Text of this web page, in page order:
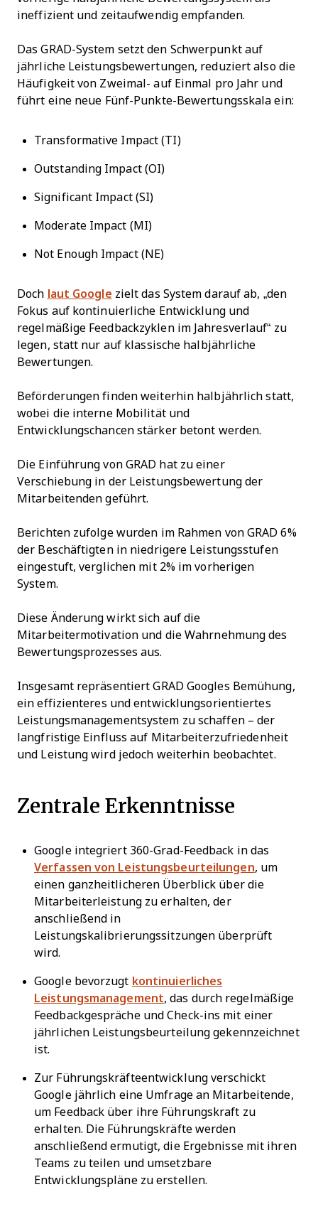
ineffizient und zeitaufwendig empfanden.
Das GRAD-System setzt den Schwerpunkt auf
jährliche Leistungsbewertungen, reduziert also die
Häufigkeit von Zweimal- auf Einmal pro Jahr und
führt eine neue Fünf-Punkte-Bewertungsskala ein:
Transformative Impact (TI)
Outstanding Impact (OI)
Significant Impact (SI)
Moderate Impact (MI)
Not Enough Impact (NE)
Doch laut Google zielt das System darauf ab, „den
Fokus auf kontinuierliche Entwicklung und
regelmäßige Feedbackzyklen im Jahresverlauf“ zu
legen, statt nur auf klassische halbjährliche
Bewertungen.
Beförderungen finden weiterhin halbjährlich statt,
wobei die interne Mobilität und
Entwicklungschancen stärker betont werden.
Die Einführung von GRAD hat zu einer
Verschiebung in der Leistungsbewertung der
Mitarbeitenden geführt.
Berichten zufolge wurden im Rahmen von GRAD 6%
der Beschäftigten in niedrigere Leistungsstufen
eingestuft, verglichen mit 2% im vorherigen
System.
Diese Änderung wirkt sich auf die
Mitarbeitermotivation und die Wahrnehmung des
Bewertungsprozesses aus.
Insgesamt repräsentiert GRAD Googles Bemühung,
ein effizienteres und entwicklungsorientiertes
Leistungsmanagementsystem zu schaffen – der
langfristige Einfluss auf Mitarbeiterzufriedenheit
und Leistung wird jedoch weiterhin beobachtet.
Zentrale Erkenntnisse
Google integriert 360-Grad-Feedback in das
Verfassen von Leistungsbeurteilungen, um
einen ganzheitlicheren Überblick über die
Mitarbeiterleistung zu erhalten, der
anschließend in
Leistungskalibrierungssitzungen überprüft
wird.
Google bevorzugt kontinuierliches
Leistungsmanagement, das durch regelmäßige
Feedbackgespräche und Check-ins mit einer
jährlichen Leistungsbeurteilung gekennzeichnet
ist.
Zur Führungskräfteentwicklung verschickt
Google jährlich eine Umfrage an Mitarbeitende,
um Feedback über ihre Führungskraft zu
erhalten. Die Führungskräfte werden
anschließend ermutigt, die Ergebnisse mit ihren
Teams zu teilen und umsetzbare
Entwicklungspläne zu erstellen.